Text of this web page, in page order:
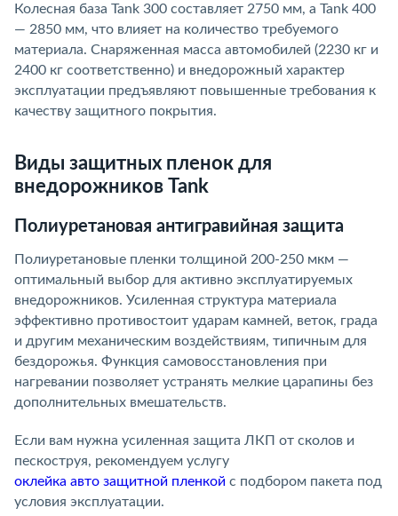
Колесная база Tank 300 составляет 2750 мм, а Tank 400
— 2850 мм, что влияет на количество требуемого
материала. Снаряженная масса автомобилей (2230 кг и
2400 кг соответственно) и внедорожный характер
эксплуатации предъявляют повышенные требования к
качеству защитного покрытия.
Виды защитных пленок для
внедорожников Tank
Полиуретановая антигравийная защита
Полиуретановые пленки толщиной 200-250 мкм —
оптимальный выбор для активно эксплуатируемых
внедорожников. Усиленная структура материала
эффективно противостоит ударам камней, веток, града
и другим механическим воздействиям, типичным для
бездорожья. Функция самовосстановления при
нагревании позволяет устранять мелкие царапины без
дополнительных вмешательств.
Если вам нужна усиленная защита ЛКП от сколов и
пескоструя, рекомендуем услугу
оклейка авто защитной пленкой с подбором пакета под
условия эксплуатации.